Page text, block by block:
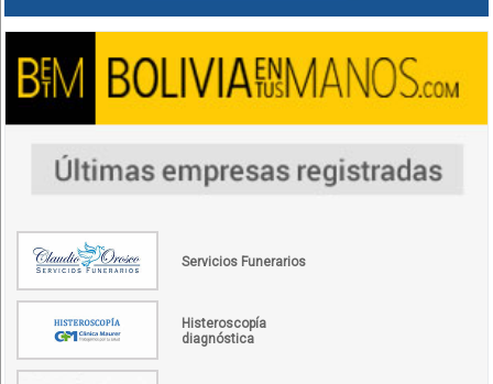
Servicios Funerarios
Histeroscopía
diagnóstica